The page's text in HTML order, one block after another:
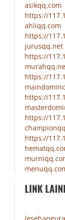
asikqq.com
https://
ahliqq.com
https://
jurusqq.net
https://
https://
https://
https://
https://
LINK